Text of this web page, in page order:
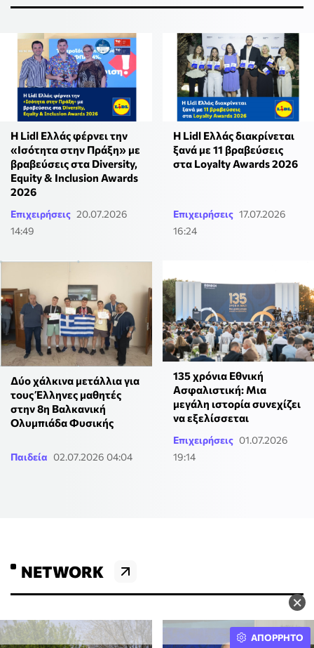
×
Η Lidl Ελλάς φέρνει την
«Ισότητα στην Πράξη» με
βραβεύσεις στα Diversity,
Equity & Inclusion Awards
2026
Επιχειρήσεις 20.07.2026
14:49
Η Lidl Ελλάς διακρίνεται
ξανά με 11 βραβεύσεις
στα Loyalty Awards 2026
Επιχειρήσεις 17.07.2026
16:24
Δύο χάλκινα μετάλλια για
τους Έλληνες μαθητές
στην 8η Βαλκανική
Ολυμπιάδα Φυσικής
Παιδεία 02.07.2026 04:04
135 χρόνια Εθνική
Ασφαλιστική: Μια
μεγάλη ιστορία συνεχίζει
να εξελίσσεται
Επιχειρήσεις 01.07.2026
19:14
NETWORK
ΑΠΟΡΡΗΤΟ